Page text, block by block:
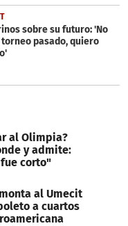
sobre su futuro: 'No
pasado, quiero
al Olimpia?
y admite:
corto"
al Umecit
a cuartos